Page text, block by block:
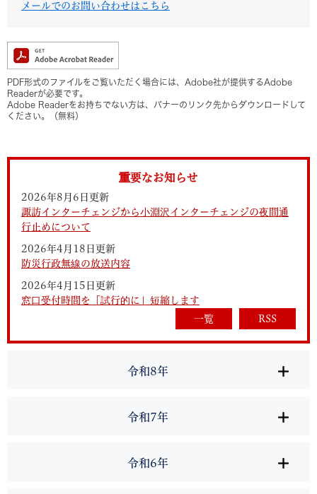
メールでのお問い合わせはこちら
PDF形式のファイルをご覧いただく場合には、Adobe社が提供するAdobe
Readerが必要です。
Adobe Readerをお持ちでない方は、バナーのリンク先からダウンロードして
ください。（無料）
重要なお知らせ
2026年8月6日更新
諏訪インターチェンジから小淵沢インターチェンジの夜間通
行止めについて
2026年4月18日更新
防災行政無線の放送内容
2026年4月15日更新
窓口受付時間を「試行的に」短縮します
一覧
RSS
令和8年
令和7年
令和6年